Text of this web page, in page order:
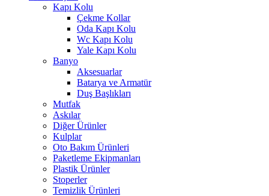
Kapı Kolu
Çekme Kollar
Oda Kapı Kolu
Wc Kapı Kolu
Yale Kapı Kolu
Banyo
Aksesuarlar
Batarya ve Armatür
Duş Başlıkları
Mutfak
Askılar
Diğer Ürünler
Kulplar
Oto Bakım Ürünleri
Paketleme Ekipmanları
Plastik Ürünler
Stoperler
Temizlik Ürünleri